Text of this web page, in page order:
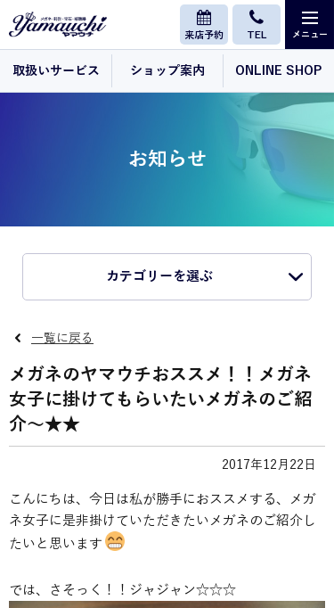
来店予約 TEL
取扱いサービス ショップ案内 ONLINE SHOP
お知らせ
カテゴリーを選ぶ
一覧に戻る
メガネのヤマウチおススメ！！メガネ
女子に掛けてもらいたいメガネのご紹
介～★★
2017年12月22日
こんにちは、今日は私が勝手におススメする、メガ
ネ女子に是非掛けていただきたいメガネのご紹介し
たいと思います
では、さそっく！！ジャジャン☆☆☆